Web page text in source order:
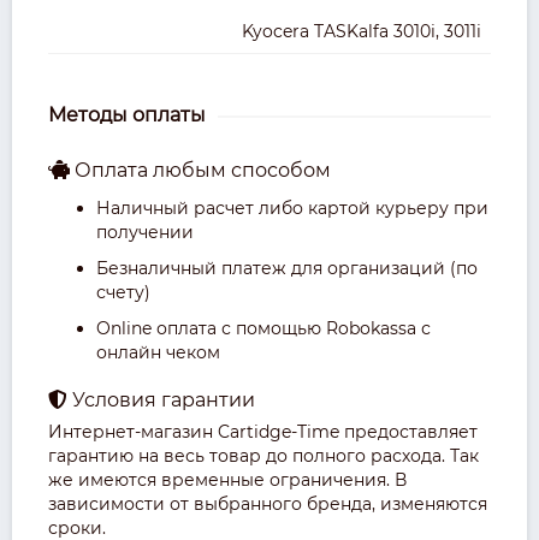
Kyocera TASKalfa 3010i, 3011i
Методы оплаты
Оплата любым способом
Наличный расчет либо картой курьеру при
получении
Безналичный платеж для организаций (по
счету)
Online оплата с помощью Robokassa с
онлайн чеком
Условия гарантии
Интернет-магазин Cartidge-Time предоставляет
гарантию на весь товар до полного расхода. Так
же имеются временные ограничения. В
зависимости от выбранного бренда, изменяются
сроки.